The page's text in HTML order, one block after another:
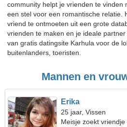
community helpt je vrienden te vinden
een stel voor een romantische relatie.
vriend te ontmoeten uit een grote
vrienden te maken en je ideale
van gratis datingsite Karhula voor de
buitenlanders, toeristen.
Mannen en
Erika
25 jaar, Vissen
Meisje zoekt vriendje